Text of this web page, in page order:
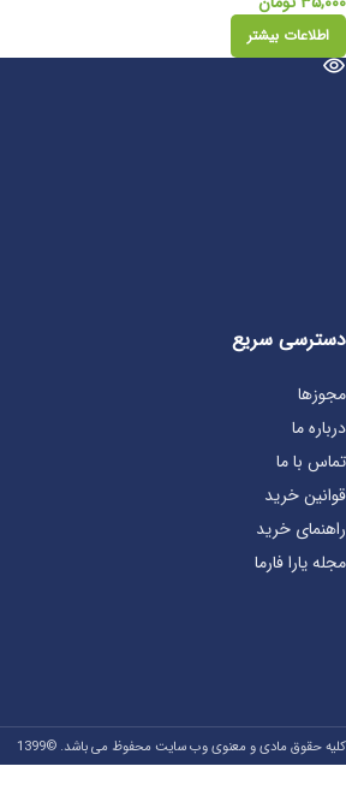
اطلاعات بیشتر
دسترسی سریع
مجوزها
درباره ما
تماس با ما
قوانین خرید
راهنمای خرید
مجله یارا فارما
کلیه حقوق مادی و معنوی وب سایت محفوظ می باشد. ©1399